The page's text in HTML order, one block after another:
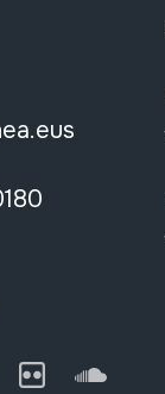
Vimeo Flickr